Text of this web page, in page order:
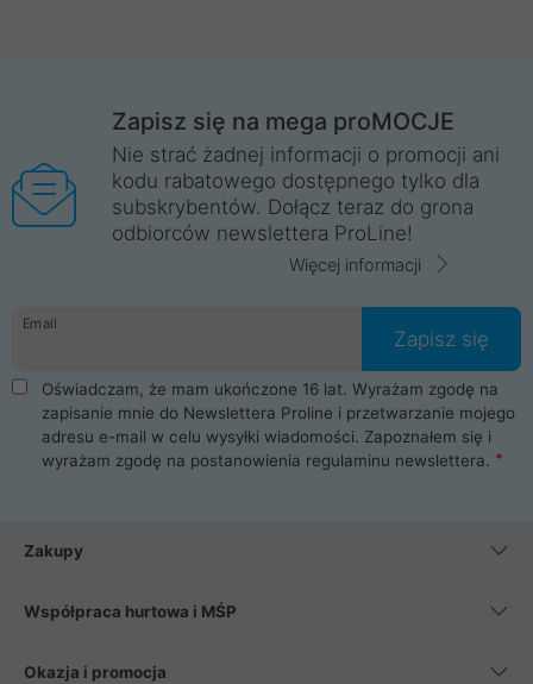
Zapisz się na mega proMOCJE
Nie strać żadnej informacji o promocji ani
kodu rabatowego dostępnego tylko dla
subskrybentów. Dołącz teraz do grona
odbiorców newslettera ProLine!
Więcej informacji
Email
Zapisz się
Oświadczam, że mam ukończone 16 lat. Wyrażam zgodę na
zapisanie mnie do Newslettera Proline i przetwarzanie mojego
adresu e-mail w celu wysyłki wiadomości. Zapoznałem się i
wyrażam zgodę na postanowienia regulaminu newslettera.
Zakupy
Współpraca hurtowa i MŚP
Okazja i promocja